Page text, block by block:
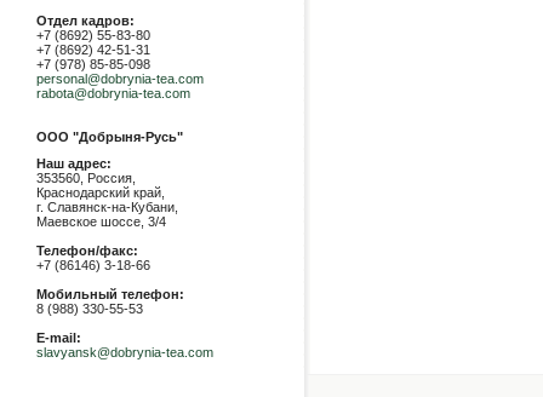
Отдел кадров:
+7 (8692) 55-83-80
+7 (8692) 42-51-31
+7 (978) 85-85-098
personal@dobrynia-tea.com
rabota@dobrynia-tea.com
ООО "Добрыня-Русь"
Наш адрес:
353560, Россия,
Краснодарский край,
г. Славянск-на-Кубани,
Маевское шоссе, 3/4
Телефон/факс:
+7 (86146) 3-18-66
Мобильный телефон:
8 (988) 330-55-53
E-mail:
slavyansk@dobrynia-tea.com